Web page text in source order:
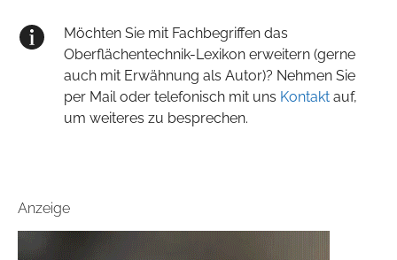
Möchten Sie mit Fachbegriffen das
Oberflächentechnik-Lexikon erweitern (gerne
auch mit Erwähnung als Autor)? Nehmen Sie
per Mail oder telefonisch mit uns Kontakt auf,
um weiteres zu besprechen.
Anzeige